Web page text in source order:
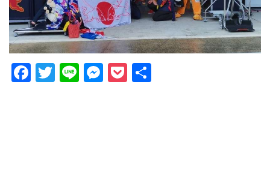
Facebook
Twitter
LineMessenger
Pocket